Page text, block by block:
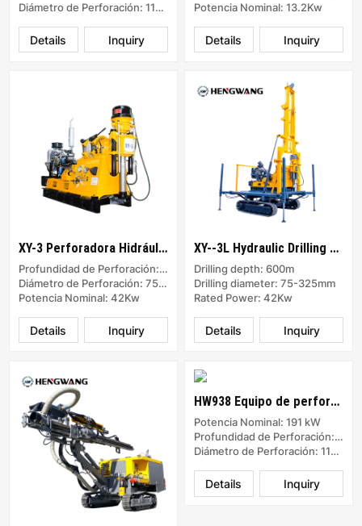
Diámetro de Perforación: 110-138 mm
Inquiry
Details
Potencia Nominal: 13.2Kw
Inquiry
Details
XY-3 Perforadora Hidráulica
Profundidad de Perforación: 600m
Diámetro de Perforación: 75-325mm
Potencia Nominal: 42Kw
Inquiry
Details
XY--3L Hydraulic Drilling Rig
Drilling depth: 600m
Drilling diameter: 75-325mm
Rated Power: 42Kw
Inquiry
Details
HW938 Equipo de perforación de superficie DTH integrado
Potencia Nominal: 191 kW
Profundidad de Perforación: 20m
Diámetro de Perforación: 110-138 mm
Inquiry
Details